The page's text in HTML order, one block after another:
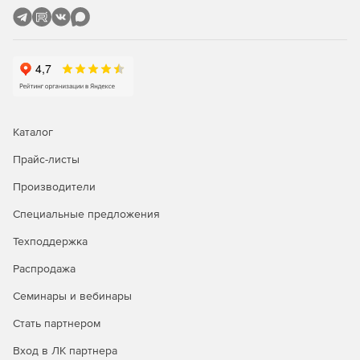
Вывод в таблицы и на схемы параметров расчетной
Разбитие графического изображения схемы сети на
множество визуально независимых участков –
Возможность вывода схемы на любой системный
принтер формата от А4 до А0, а также передача этой
передача в Microsoft Word либо Open Office для
другие программы как данные модели, так и
из других программ, поддерживающих стандартные
форматы.
Каталог
Прайс-листы
Производители
Специальные предложения
Техподдержка
Распродажа
Семинары и вебинары
Стать партнером
Вход в ЛК партнера